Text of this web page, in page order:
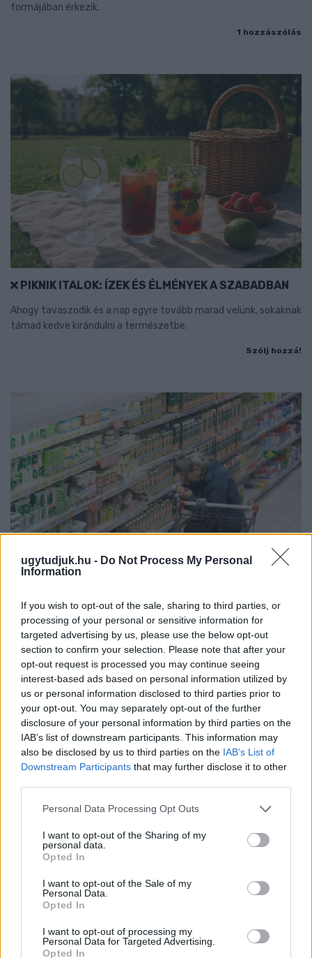
ugytudjuk.hu - Do Not Process My Personal
Information
If you wish to opt-out of the sale, sharing to third parties, or
processing of your personal or sensitive information for
targeted advertising by us, please use the below opt-out
section to confirm your selection. Please note that after your
opt-out request is processed you may continue seeing
interest-based ads based on personal information utilized by
us or personal information disclosed to third parties prior to
your opt-out. You may separately opt-out of the further
disclosure of your personal information by third parties on the
IAB’s list of downstream participants. This information may
also be disclosed by us to third parties on the IAB’s List of
Downstream Participants that may further disclose it to other
Please note that this website/app uses one or more Google
not limited to your visit or usage behaviour. You may click to
grant or deny consent to Google and its third-party tags to
use your data for below specified purposes in below Google
consent section.
Personal Data Processing Opt Outs
I want to opt-out of the Sharing of my
personal data.
Opted In
I want to opt-out of the Sale of my
Personal Data.
Opted In
I want to opt-out of processing my
Personal Data for Targeted Advertising.
Opted In
formájában érkezik.
1 hozzászólás
PIKNIK ITALOK: ÍZEK ÉS ÉLMÉNYEK A SZABADBAN
Ahogy tavaszodik és a nap egyre tovább marad velünk, sokaknak
támad kedve kirándulni a természetbe.
Szólj hozzá!
INFLÁCIÓ MAGYARORSZÁGON
Júliusban mindössze 1,2 százalékkal emelkedtek éves
összevetésben a fogyasztói árak, miközben az élelmiszerek ára
már csökkent.
Szólj hozzá!
A BAROKK ÖSSZES ÁRNYALATA ÉS MÉG EGY SOR